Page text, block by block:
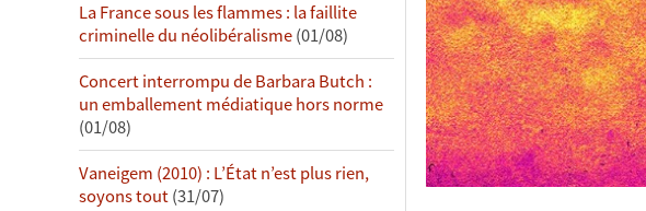
La France sous les flammes : la faillite
criminelle du néolibéralisme(01/08)
Concert interrompu de Barbara Butch :
un emballement médiatique hors norme
(01/08)
Vaneigem (2010) : L’État n’est plus rien,
soyons tout(31/07)